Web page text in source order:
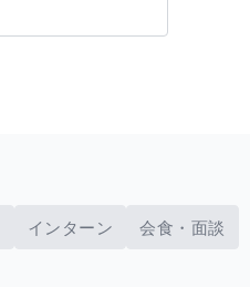
インターン 会食・面談